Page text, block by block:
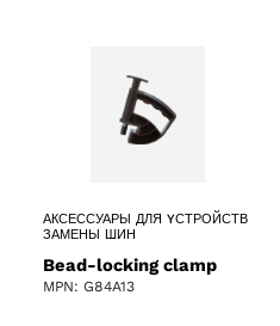
АКСЕССУАРЫ ДЛЯ YСТРОЙСТВ
ЗАМЕНЫ ШИН
Bead-locking clamp
MPN: G84A13